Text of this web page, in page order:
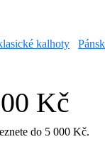
kalhoty
Kč
do 5 000 Kč.